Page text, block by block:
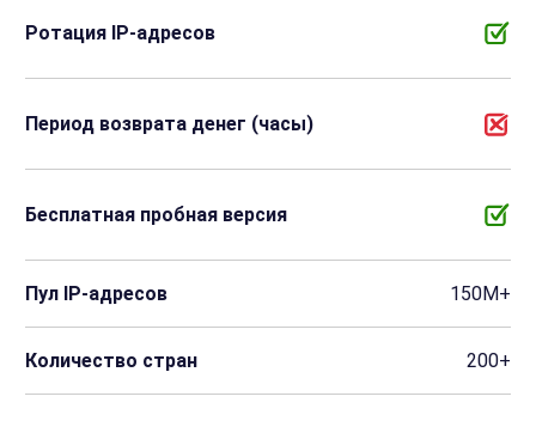
Ротация IP-адресов
Период возврата денег (часы)
Бесплатная пробная версия
Пул IP-адресов 150M+
Количество стран 200+